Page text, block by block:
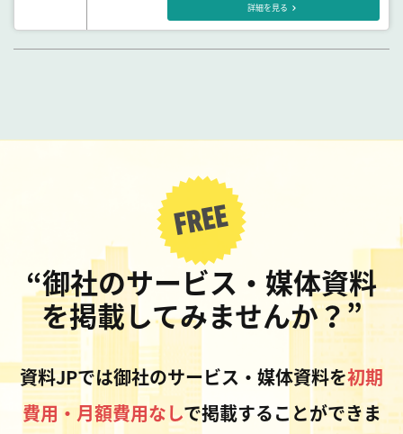
詳細を見る
“御社のサービス・媒体資料
を掲載してみませんか？”
資料JPでは御社のサービス・媒体資料を初期
費用・月額費用なしで掲載することができま